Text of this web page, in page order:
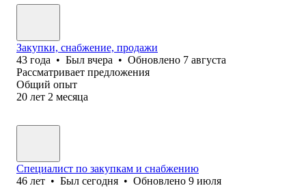
Закупки, снабжение, продажи
43 года • Был вчера • Обновлено 7 августа
Рассматривает предложения
Общий опыт
20 лет 2 месяца
Специалист по закупкам и снабжению
46 лет • Был сегодня • Обновлено 9 июля